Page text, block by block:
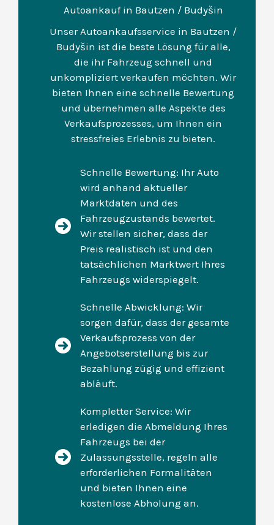
Autoankauf in Bautzen / Budyšin
Unser Autoankaufsservice in Bautzen /
Budyšin ist die beste Lösung für alle,
die ihr Fahrzeug schnell und
unkompliziert verkaufen möchten. Wir
bieten Ihnen eine schnelle Bewertung
und übernehmen alle Aspekte des
Verkaufsprozesses, um Ihnen ein
stressfreies Erlebnis zu bieten.
Schnelle Bewertung: Ihr Auto
wird anhand aktueller
Marktdaten und des
Fahrzeugzustands bewertet.
Wir stellen sicher, dass der
Preis realistisch ist und den
tatsächlichen Marktwert Ihres
Fahrzeugs widerspiegelt.
Schnelle Abwicklung: Wir
sorgen dafür, dass der gesamte
Verkaufsprozess von der
Angebotserstellung bis zur
Bezahlung zügig und effizient
abläuft.
Kompletter Service: Wir
erledigen die Abmeldung Ihres
Fahrzeugs bei der
Zulassungsstelle, regeln alle
erforderlichen Formalitäten
und bieten Ihnen eine
kostenlose Abholung an.